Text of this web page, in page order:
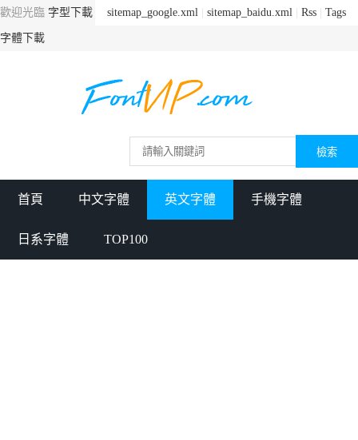
sitemap_google.xml sitemap_baidu.xml Rss Tags
歡迎光臨 字型下載
字體下載
首頁 中文字體 英文字體 手機字體
日系字體 TOP100